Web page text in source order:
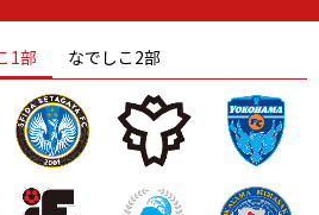
屋
石人の星
静岡 愛媛Ｌ
1部 なでしこ2部